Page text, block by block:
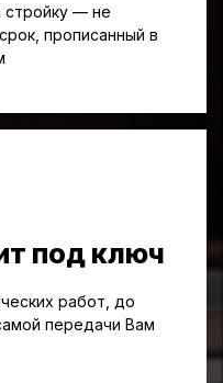
стройку — не
прописанный в
под ключ
работ, до
передачи Вам